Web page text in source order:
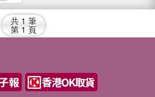
共 1 筆
第 1 頁